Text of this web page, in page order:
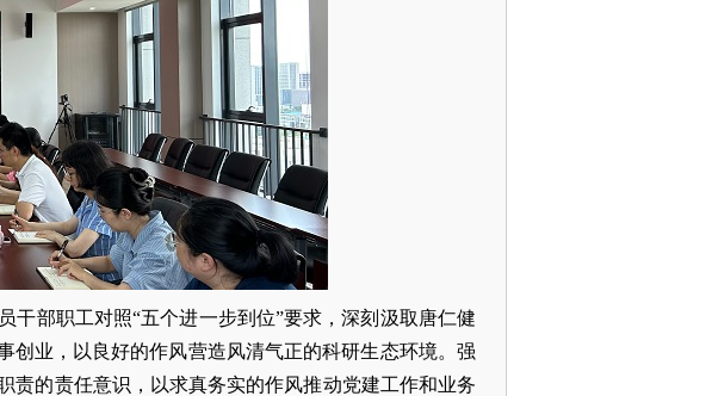
部职工对照“五个进一步到位”要求，深刻汲取唐仁健
创业，以良好的作风营造风清气正的科研生态环境。强
责的责任意识，以求真务实的作风推动党建工作和业务